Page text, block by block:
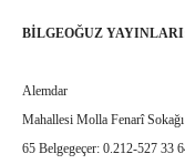
BİLGEOĞUZ
Alemdar
Mahallesi Molla Fenarî
65 Belgegeçer: 0.212-527 33